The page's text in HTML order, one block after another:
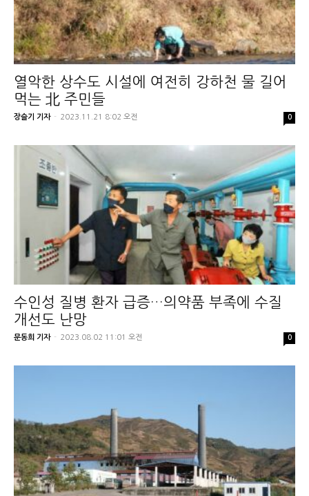
열악한 상수도 시설에 여전히 강하천 물 길어
먹는 北 주민들
장슬기 기자 - 2023.11.21 8:02 오전 0
수인성 질병 환자 급증…의약품 부족에 수질
개선도 난망
문동희 기자 - 2023.08.02 11:01 오전 0